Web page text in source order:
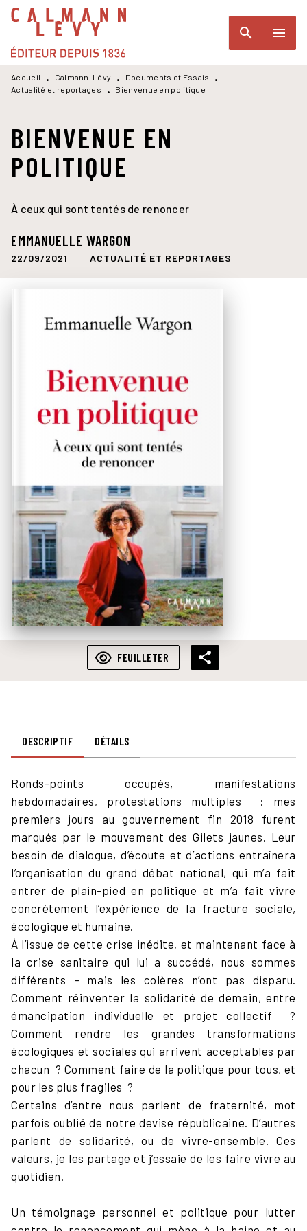
MENU RECHERCHE
PIED DE PAGE
search menu
Accueil • Calmann-Lévy • Documents et Essais
•
Actualité et reportages
• Bienvenue en politique
BIENVENUE EN
POLITIQUE
À ceux qui sont tentés de renoncer
EMMANUELLE WARGON
22/09/2021 ACTUALITÉ ET REPORTAGES
FEUILLETER
DESCRIPTIF DÉTAILS
Ronds-points occupés, manifestations
hebdomadaires, protestations multiples : mes
premiers jours au gouvernement fin 2018 furent
marqués par le mouvement des Gilets jaunes. Leur
besoin de dialogue, d’écoute et d’actions entraînera
l’organisation du grand débat national, qui m’a fait
entrer de plain-pied en politique et m’a fait vivre
concrètement l’expé­rience de la fracture sociale,
écologique et humaine.
À l’issue de cette crise inédite, et maintenant face à
la crise sanitaire qui lui a succédé, nous sommes
différents – mais les colères n’ont pas disparu.
Comment réinventer la solidarité de demain, entre
émancipation individuelle et projet collectif ?
Comment rendre les grandes transformations
écologiques et sociales qui arrivent acceptables par
chacun ? Comment faire de la politique pour tous, et
pour les plus fragiles ?
Certains d’entre nous parlent de fraternité, mot
parfois oublié de notre devise républicaine. D’autres
parlent de solidarité, ou de vivre-ensemble. Ces
valeurs, je les partage et j’essaie de les faire vivre au
quotidien.
Un témoignage personnel et politique pour lutter